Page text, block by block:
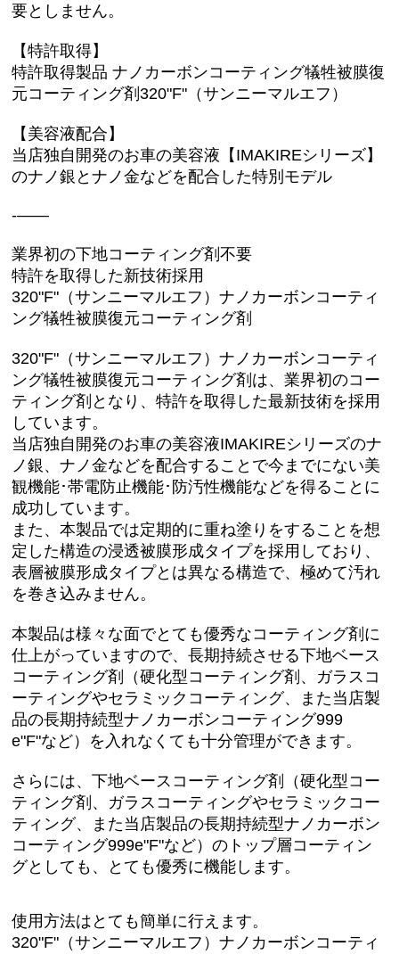
【№9000】未塗装樹脂パーツコーティング
【Beauty“F”】ナノシルバーコーティング １年コーティ
ング 特許取得済み
【20系“F”SILVER】犠牲被膜復元コーティング
コーティングWAX
グ
クイックディテイラー
【CNT希釈液】カーボンナノチューブ希釈液
【CNTシャンプー】カーボンナノチューブ配合帯電防止
シャンプー
PH7.0中性脱脂シャンプー【泡吸着ダブル洗浄モデル】
PH8.7弱アルカリ性シャンプー【泡吸着ダブル洗浄モデ
ル】
PH2.8酸性シャンプー【泡吸着ダブル洗浄モデル】
酸性CTRシャンプー
【エタノール脱脂剤】
ガラス撥水剤 / ガラス研磨剤
内装コーティング
内窓クリーナー
マイクロヴァージンクロス
鉄粉除去ネンド関連
コンパウンド関連
【クレンジング】 下処理-雨ジミ除去-保護光沢
【タイヤコーティング】
要としません。
【特許取得】
特許取得製品 ナノカーボンコーティング犠牲被膜復
元コーティング剤320"F"（サンニーマルエフ）
【美容液配合】
当店独自開発のお車の美容液【IMAKIREシリーズ】
のナノ銀とナノ金などを配合した特別モデル
-——
業界初の下地コーティング剤不要
特許を取得した新技術採用
320"F"（サンニーマルエフ）ナノカーボンコーティ
ング犠牲被膜復元コーティング剤
320"F"（サンニーマルエフ）ナノカーボンコーティ
ング犠牲被膜復元コーティング剤は、業界初のコー
ティング剤となり、特許を取得した最新技術を採用
しています。
当店独自開発のお車の美容液IMAKIREシリーズのナ
ノ銀、ナノ金などを配合することで今までにない美
観機能･帯電防止機能･防汚性機能などを得ることに
成功しています。
また、本製品では定期的に重ね塗りをすることを想
定した構造の浸透被膜形成タイプを採用しており、
表層被膜形成タイプとは異なる構造で、極めて汚れ
を巻き込みません。
本製品は様々な面でとても優秀なコーティング剤に
仕上がっていますので、長期持続させる下地ベース
コーティング剤（硬化型コーティング剤、ガラスコ
ーティングやセラミックコーティング、また当店製
品の長期持続型ナノカーボンコーティング999
e"F"など）を入れなくても十分管理ができます。
さらには、下地ベースコーティング剤（硬化型コー
ティング剤、ガラスコーティングやセラミックコー
ティング、また当店製品の長期持続型ナノカーボン
コーティング999e"F"など）のトップ層コーティン
グとしても、とても優秀に機能します。
使用方法はとても簡単に行えます。
320"F"（サンニーマルエフ）ナノカーボンコーティ